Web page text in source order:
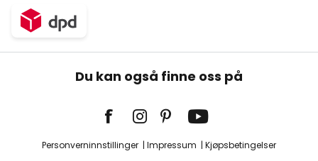
Du kan også finne oss på
Personverninnstillinger Impressum
Kjøpsbetingelser